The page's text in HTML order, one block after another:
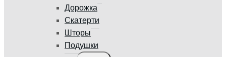
Дорожка
Скатерти
Шторы
Подушки